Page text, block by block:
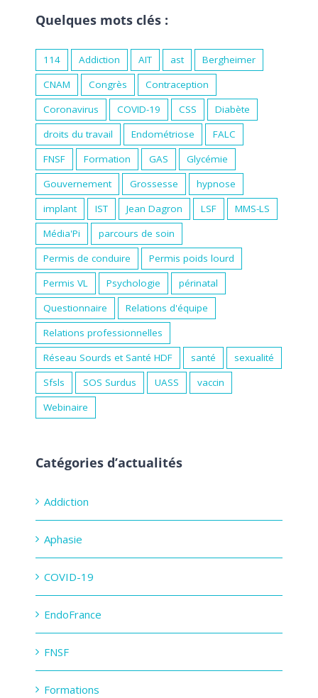
Quelques mots clés :
114 Addiction AIT ast
Bergheimer
CNAM
Congrès
Contraception
Coronavirus
COVID-19 CSS
Diabète
droits du travail
Endométriose
FALC
FNSF
Formation GAS
Glycémie
Gouvernement
Grossesse
hypnose
implant
IST Jean Dagron LSF
MMS-LS
Média'Pi
parcours de soin
Permis de conduire
Permis poids lourd
Permis VL
Psychologie
périnatal
Questionnaire
Relations d'équipe
Relations professionnelles
Réseau Sourds et Santé HDF
santé
sexualité
Sfsls
SOS Surdus UASS
vaccin
Webinaire
Catégories d’actualités
Addiction
Aphasie
COVID-19
EndoFrance
FNSF
Formations